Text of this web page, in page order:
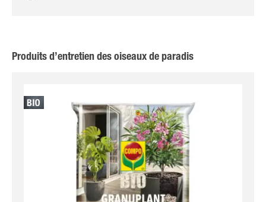
Produits d’entretien des oiseaux de paradis